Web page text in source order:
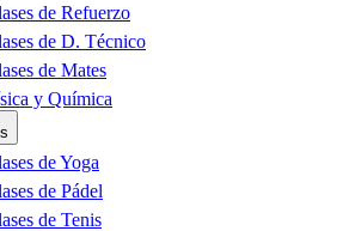
de Refuerzo
de D. Técnico
de Mates
y Química
de Yoga
de Pádel
de Tenis